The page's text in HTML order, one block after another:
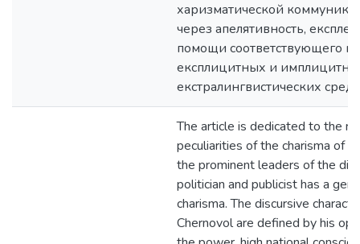
харизматической
через апелятивность,
помощи соответствующего
експлицитных и
екстралингвистических
The article is dedicated to the
peculiarities of the charisma of
the prominent leaders of the
politician and publicist has a
charisma. The discursive
Chernovol are defined by his